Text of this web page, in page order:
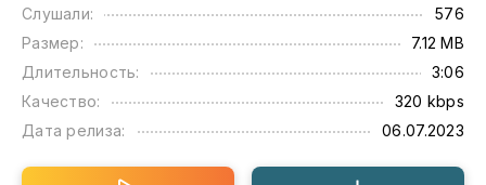
Слушали:
576
Размер:
7.12 MB
Длительность:
3:06
Качество:
320 kbps
Дата релиза:
06.07.2023